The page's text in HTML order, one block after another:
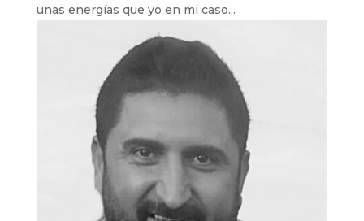
unas energías que yo en mi caso...